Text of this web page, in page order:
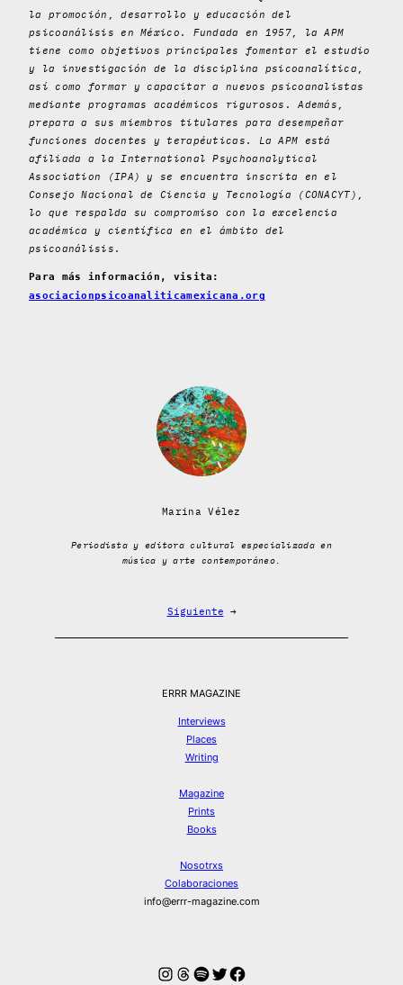
la promoción, desarrollo y educación del
psicoanálisis en México. Fundada en 1957, la APM
tiene como objetivos principales fomentar el estudio
y la investigación de la disciplina psicoanalítica,
así como formar y capacitar a nuevos psicoanalistas
mediante programas académicos rigurosos. Además,
prepara a sus miembros titulares para desempeñar
funciones docentes y terapéuticas. La APM está
afiliada a la International Psychoanalytical
Association (IPA) y se encuentra inscrita en el
Consejo Nacional de Ciencia y Tecnología (CONACYT),
lo que respalda su compromiso con la excelencia
académica y científica en el ámbito del
psicoanálisis.
Para más información, visita:
asociacionpsicoanaliticamexicana.org
Marina Vélez
Periodista y editora cultural especializada en
música y arte contemporáneo.
Siguiente →
ERRR MAGAZINE
Interviews
Places
Writing
Magazine
Prints
Books
Nosotrxs
Colaboraciones
info@errr-magazine.com
Instagram
Hilos
Spotify
Twitter
Facebook